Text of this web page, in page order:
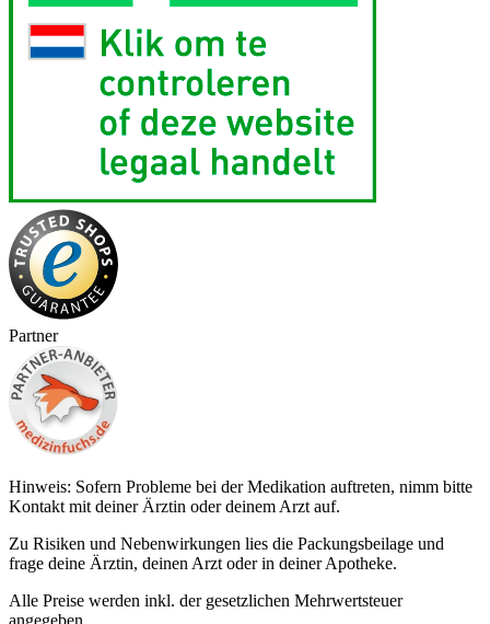
Partner
Hinweis: Sofern Probleme bei der Medikation auftreten, nimm bitte
Kontakt mit deiner Ärztin oder deinem Arzt auf.
Zu Risiken und Nebenwirkungen lies die Packungsbeilage und
frage deine Ärztin, deinen Arzt oder in deiner Apotheke.
Alle Preise werden inkl. der gesetzlichen Mehrwertsteuer
angegeben.